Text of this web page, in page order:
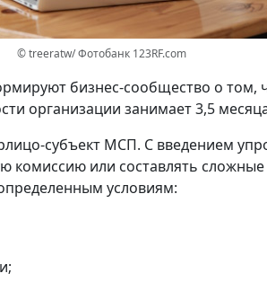
© treeratw/ Фотобанк 123RF.com
бизнес-сообщество о том,
организации занимает 3,5
субъект МСП. С введением
или составлять
условиям: